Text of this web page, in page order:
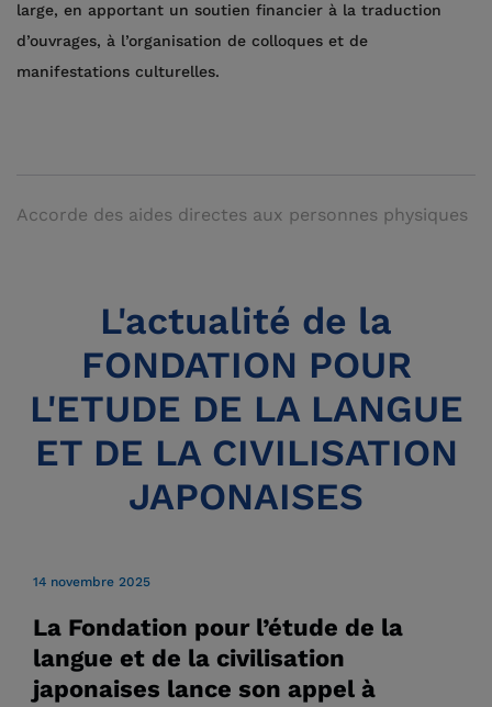
large, en apportant un soutien financier à la traduction
d’ouvrages, à l’organisation de colloques et de
manifestations culturelles.
Accorde des aides directes aux personnes physiques
L'actualité de la
FONDATION POUR
L'ETUDE DE LA LANGUE
ET DE LA CIVILISATION
JAPONAISES
14 novembre 2025
La Fondation pour l’étude de la
langue et de la civilisation
japonaises lance son appel à